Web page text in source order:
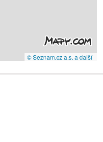
© Seznam.cz a.s. a další